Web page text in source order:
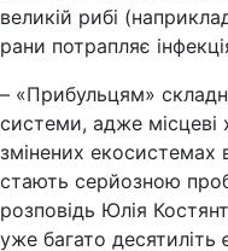
великій рибі
рани потрапляє
– «Прибульцям»
системи, адже
змінених
стають серйозною
розповідь Юлія
уже багато